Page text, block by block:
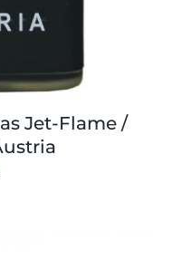
Jet-Flame /